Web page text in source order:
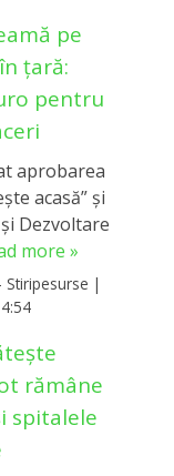
pe
țară:
pentru
aprobarea
acasă” și
Dezvoltare
more »
Stiripesurse |
rămâne
spitalele